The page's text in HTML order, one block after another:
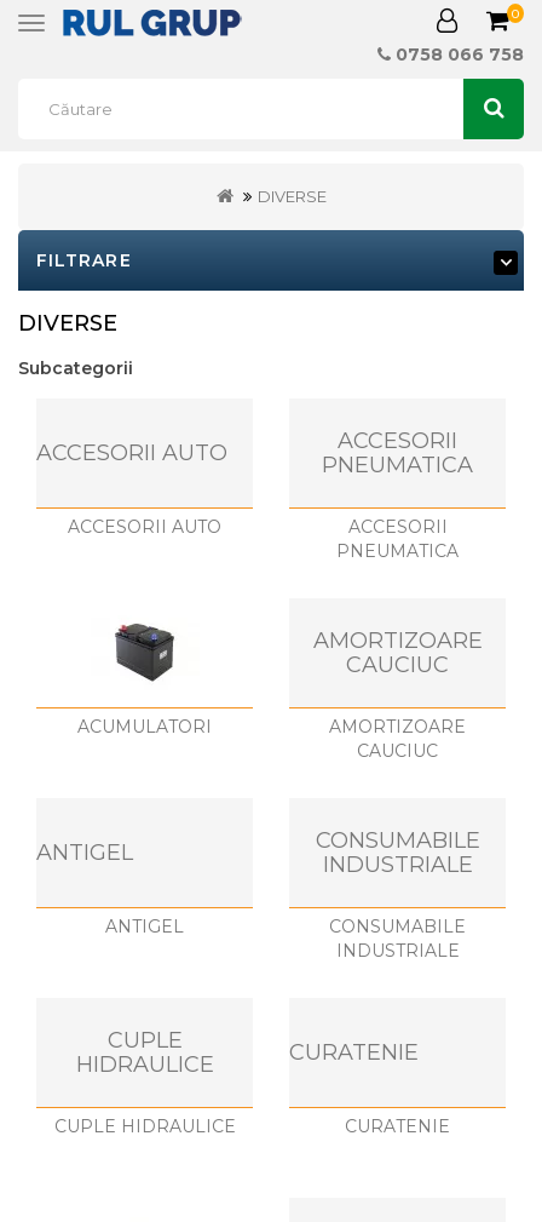
Toggle
0
0758 066 758
DIVERSE
FILTRARE
DIVERSE
Subcategorii
ACCESORII AUTO
ACCESORII AUTO
ACCESORII
PNEUMATICA
ACCESORII
PNEUMATICA
ACUMULATORI
AMORTIZOARE
CAUCIUC
AMORTIZOARE
CAUCIUC
ANTIGEL
ANTIGEL
CONSUMABILE
INDUSTRIALE
CONSUMABILE
INDUSTRIALE
CUPLE
HIDRAULICE
CUPLE HIDRAULICE
CURATENIE
CURATENIE